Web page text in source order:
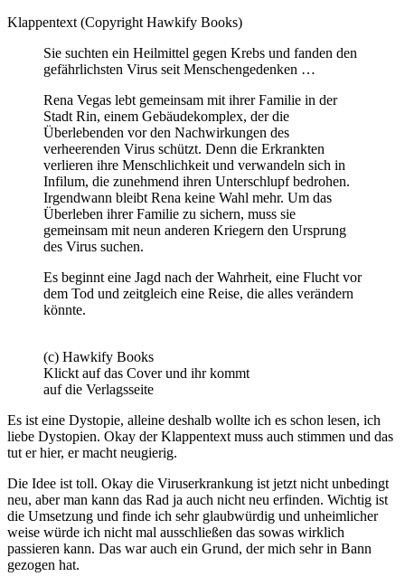
Klappentext (Copyright Hawkify Books)
Sie suchten ein Heilmittel gegen Krebs und fanden den
gefährlichsten Virus seit Menschengedenken …
Rena Vegas lebt gemeinsam mit ihrer Familie in der
Stadt Rin, einem Gebäudekomplex, der die
Überlebenden vor den Nachwirkungen des
verheerenden Virus schützt. Denn die Erkrankten
verlieren ihre Menschlichkeit und verwandeln sich in
Infilum, die zunehmend ihren Unterschlupf bedrohen.
Irgendwann bleibt Rena keine Wahl mehr. Um das
Überleben ihrer Familie zu sichern, muss sie
gemeinsam mit neun anderen Kriegern den Ursprung
des Virus suchen.
Es beginnt eine Jagd nach der Wahrheit, eine Flucht vor
dem Tod und zeitgleich eine Reise, die alles verändern
könnte.
(c) Hawkify Books
Klickt auf das Cover und ihr kommt
auf die Verlagsseite
Es ist eine Dystopie, alleine deshalb wollte ich es schon lesen, ich
liebe Dystopien. Okay der Klappentext muss auch stimmen und das
tut er hier, er macht neugierig.
Die Idee ist toll. Okay die Viruserkrankung ist jetzt nicht unbedingt
neu, aber man kann das Rad ja auch nicht neu erfinden. Wichtig ist
die Umsetzung und finde ich sehr glaubwürdig und unheimlicher
weise würde ich nicht mal ausschließen das sowas wirklich
passieren kann. Das war auch ein Grund, der mich sehr in Bann
gezogen hat.